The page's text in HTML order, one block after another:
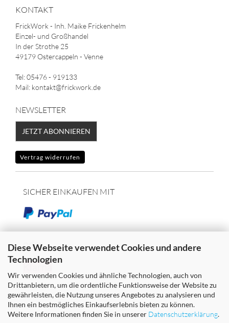
Diese Webseite verwendet Cookies und andere
Technologien
Wir verwenden Cookies und ähnliche Technologien, auch von
Drittanbietern, um die ordentliche Funktionsweise der Website zu
gewährleisten, die Nutzung unseres Angebotes zu analysieren und
Ihnen ein bestmögliches Einkaufserlebnis bieten zu können.
Weitere Informationen finden Sie in unserer Datenschutzerklärung.
KONTAKT
FrickWork - Inh. Maike Frickenhelm
Einzel- und Großhandel
In der Strothe 25
49179 Ostercappeln - Venne
Tel: 05476 - 919133
Mail: kontakt@frickwork.de
NEWSLETTER
JETZT ABONNIEREN
Vertrag widerrufen
SICHER EINKAUFEN MIT
oder
Klarna
WIR VERSENDEN MIT